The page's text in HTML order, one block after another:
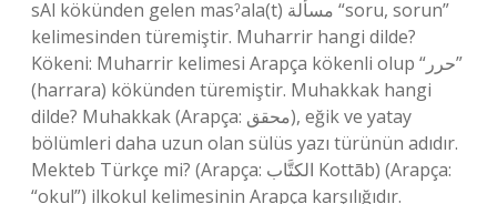
sAl kökünden gelen masˀala(t) مسألة “soru, sorun”
kelimesinden türemiştir. Muharrir hangi dilde?
Kökeni: Muharrir kelimesi Arapça kökenli olup “حرر”
(harrara) kökünden türemiştir. Muhakkak hangi
dilde? Muhakkak (Arapça: محقق), eğik ve yatay
bölümleri daha uzun olan sülüs yazı türünün adıdır.
Mekteb Türkçe mi? (Arapça: الكتَّاب Kottāb) (Arapça:
“okul”) ilkokul kelimesinin Arapça karşılığıdır.